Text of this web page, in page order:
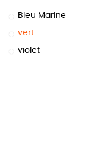
Bleu Marine
vert
violet